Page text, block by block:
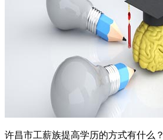
许昌市工薪族提高学历的方式有什么？